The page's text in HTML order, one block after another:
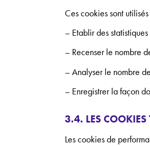
Ces cookies sont
– Etablir des
– Recenser le nombre
– Analyser le nombre
– Enregistrer la façon
3.4. LES COOKIES
Les cookies de